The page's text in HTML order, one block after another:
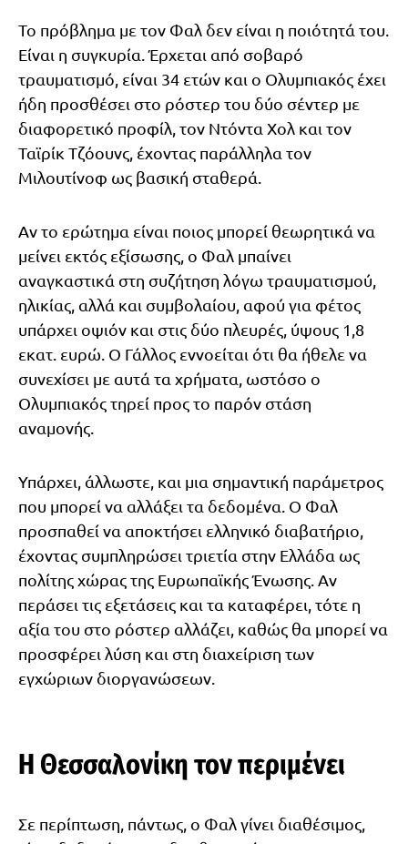
Το πρόβλημα με τον Φαλ δεν είναι η ποιότητά του.
Είναι η συγκυρία. Έρχεται από σοβαρό
τραυματισμό, είναι 34 ετών και ο Ολυμπιακός έχει
ήδη προσθέσει στο ρόστερ του δύο σέντερ με
διαφορετικό προφίλ, τον Ντόντα Χολ και τον
Ταϊρίκ Τζόουνς, έχοντας παράλληλα τον
Μιλουτίνοφ ως βασική σταθερά.
Αν το ερώτημα είναι ποιος μπορεί θεωρητικά να
μείνει εκτός εξίσωσης, ο Φαλ μπαίνει
αναγκαστικά στη συζήτηση λόγω τραυματισμού,
ηλικίας, αλλά και συμβολαίου, αφού για φέτος
υπάρχει οψιόν και στις δύο πλευρές, ύψους 1,8
εκατ. ευρώ. Ο Γάλλος εννοείται ότι θα ήθελε να
συνεχίσει με αυτά τα χρήματα, ωστόσο ο
Ολυμπιακός τηρεί προς το παρόν στάση
αναμονής.
Υπάρχει, άλλωστε, και μια σημαντική παράμετρος
που μπορεί να αλλάξει τα δεδομένα. Ο Φαλ
προσπαθεί να αποκτήσει ελληνικό διαβατήριο,
έχοντας συμπληρώσει τριετία στην Ελλάδα ως
πολίτης χώρας της Ευρωπαϊκής Ένωσης. Αν
περάσει τις εξετάσεις και τα καταφέρει, τότε η
αξία του στο ρόστερ αλλάζει, καθώς θα μπορεί να
προσφέρει λύση και στη διαχείριση των
εγχώριων διοργανώσεων.
Η Θεσσαλονίκη τον περιμένει
Σε περίπτωση, πάντως, ο Φαλ γίνει διαθέσιμος,